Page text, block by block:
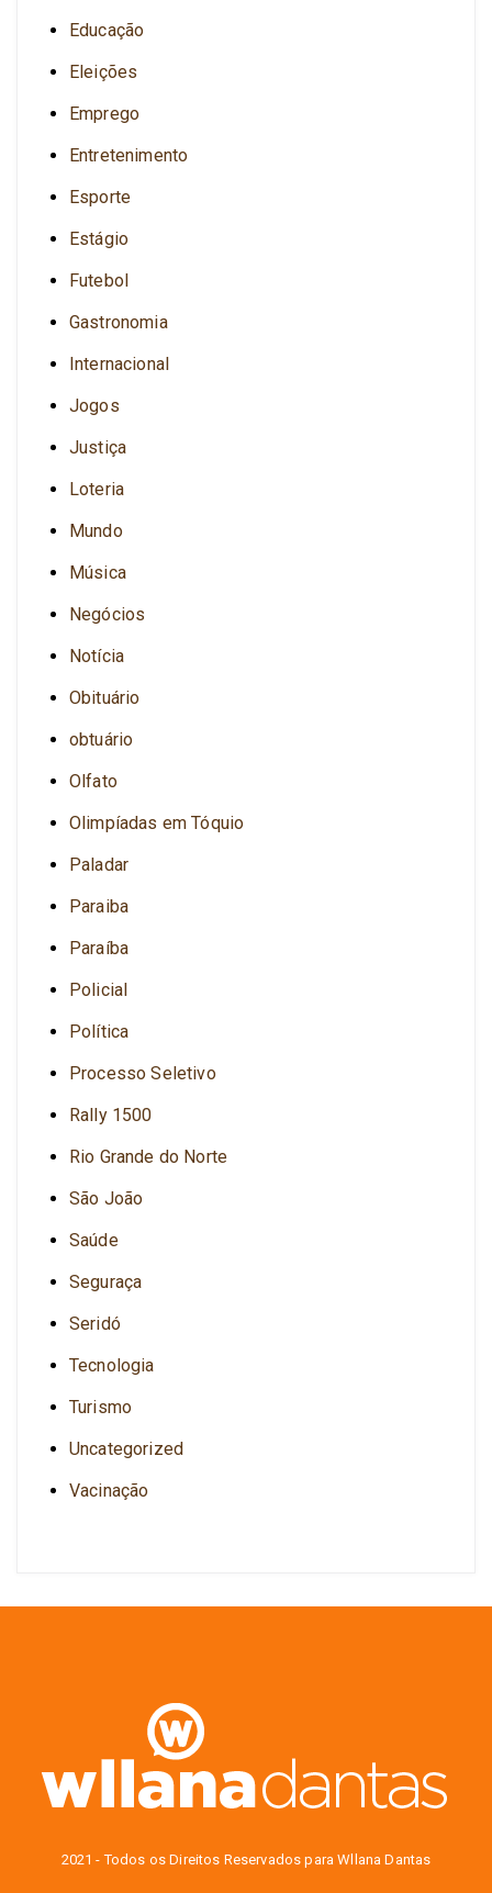
Educação
Eleições
Emprego
Entretenimento
Esporte
Estágio
Futebol
Gastronomia
Internacional
Jogos
Justiça
Loteria
Mundo
Música
Negócios
Notícia
Obituário
obtuário
Olfato
Olimpíadas em Tóquio
Paladar
Paraiba
Paraíba
Policial
Política
Processo Seletivo
Rally 1500
Rio Grande do Norte
São João
Saúde
Seguraça
Seridó
Tecnologia
Turismo
Uncategorized
Vacinação
2021 - Todos os Direitos Reservados para Wllana Dantas